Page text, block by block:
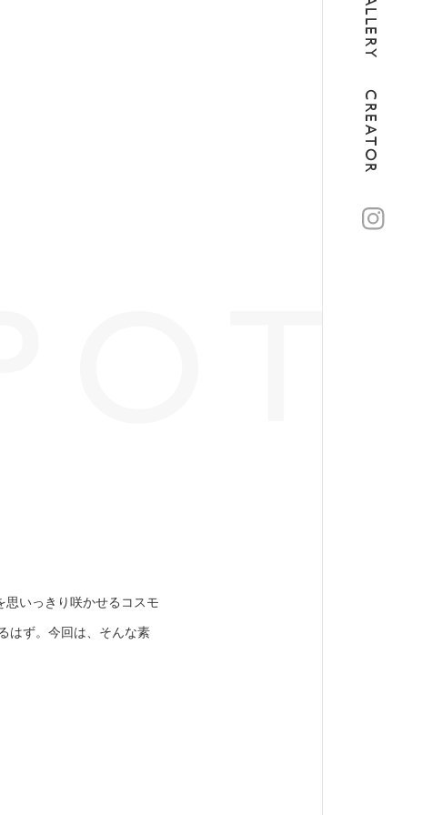
GALLERY
CREATOR
思いっきり咲かせるコスモ
はず。今回は、そんな素